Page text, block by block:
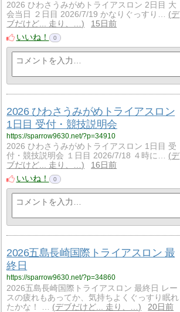
2026 ひわさうみがめトライアスロン 2日目 大
会当日 ２日目 2026/7/19 かなりぐっすり…
デ
ブだけど... 走り、…
15日前
いいね！
0
2026 ひわさうみがめトライアスロン
1日目 受付・競技説明会
https://sparrow9630.net/?p=34910
2026 ひわさうみがめトライアスロン 1日目 受
付・競技説明会 １日目 2026/7/18 ４時に…
デ
ブだけど... 走り、…
16日前
いいね！
0
2026五島長崎国際トライアスロン 最
終日
https://sparrow9630.net/?p=34860
2026五島長崎国際トライアスロン 最終日 レー
スの疲れもあってか、気持ちよくぐっすり眠れ
たかな！ …
デブだけど... 走り、…
20日前